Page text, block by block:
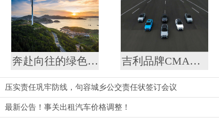
奔赴向往的绿色生活 2021 BMW东区创新纯电动BMW iX3仲夏格调之旅满电启程 吉利品牌CMA高端系列星越S上市 售价13.57万元-17.17万元
压实责任巩牢防线，句容城乡公交责任状签订会议
最新公告！事关出租汽车价格调整！